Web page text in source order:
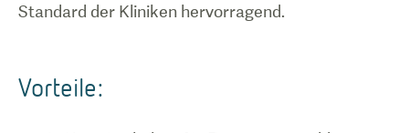
Standard der Kliniken hervorragend.
Vorteile: